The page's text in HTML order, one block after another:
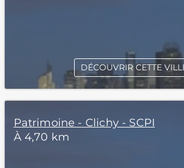
DÉCOUVRIR CETTE
Patrimoine - Clichy - SCPI
À 4,70 km